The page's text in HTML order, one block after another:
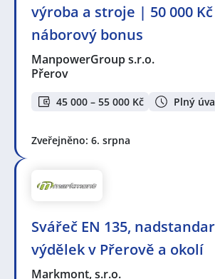
výroba a stroje | 50 000 Kč
náborový bonus
ManpowerGroup s.r.o.
Přerov
45 000 – 55 000 Kč Plný
Zveřejněno: 6. srpna
Svářeč EN 135,
výdělek v Přerově a okolí
Markmont, s.r.o.